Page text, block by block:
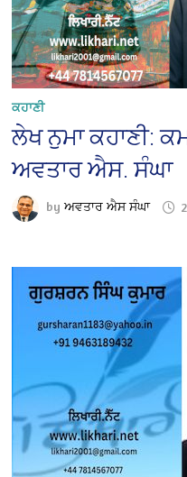
ਕਹਾਣੀ
ਲੇਖ ਨੁਮਾ ਕਹਾਣੀ:
ਅਵਤਾਰ ਐਸ. ਸੰਘਾ
byਅਵਤਾਰ ਐਸ ਸੰਘਾ